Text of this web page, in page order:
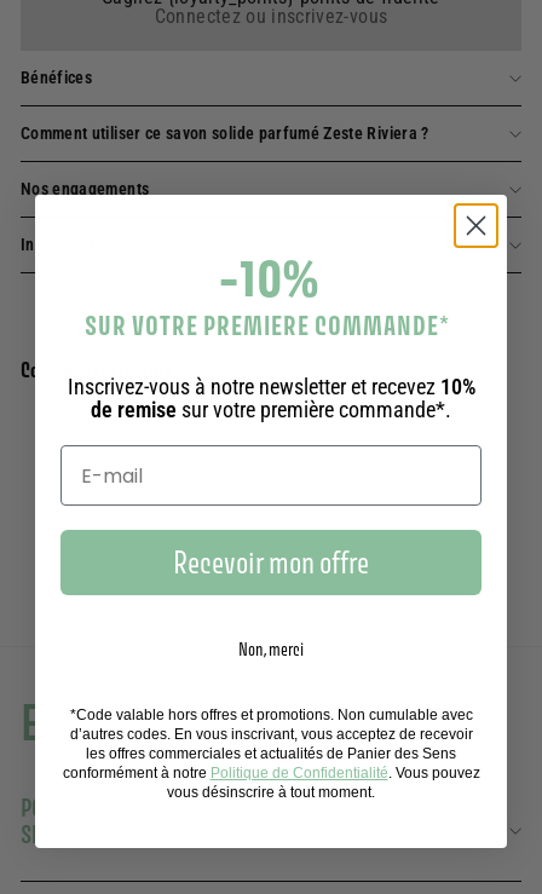
Connectez ou inscrivez-vous
Bénéfices
Comment utiliser ce savon solide parfumé Zeste Riviera ?
Nos engagements
Ingrédients
Complétez la routine
7,90€7,90€
En savoir plus
POURQUOI CHOISIR UN SAVON SOLIDE PANIER DES
SENS ?
-10%
SUR VOTRE PREMIERE COMMANDE*
Inscrivez-vous à notre newsletter et recevez 10%
de remise sur votre première commande*.
Recevoir mon offre
Non, merci
*Code valable hors offres et promotions. Non cumulable avec
d’autres codes. En vous inscrivant, vous acceptez de recevoir
les offres commerciales et actualités de Panier des Sens
conformément à notre Politique de Confidentialité. Vous pouvez
vous désinscrire à tout moment.